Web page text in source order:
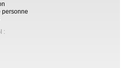
personne
: